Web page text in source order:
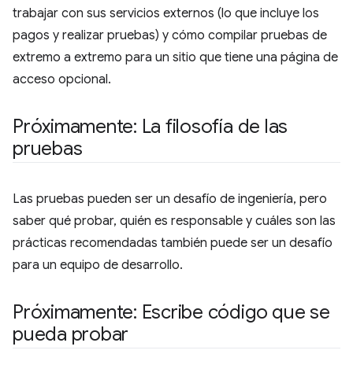
trabajar con sus servicios externos (lo que incluye los
pagos y realizar pruebas) y cómo compilar pruebas de
extremo a extremo para un sitio que tiene una página de
acceso opcional.
Próximamente: La filosofía de las
pruebas
Las pruebas pueden ser un desafío de ingeniería, pero
saber qué probar, quién es responsable y cuáles son las
prácticas recomendadas también puede ser un desafío
para un equipo de desarrollo.
Próximamente: Escribe código que se
pueda probar